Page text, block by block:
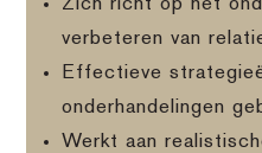
Zich richt op het
verbeteren van
Effectieve
onderhandelingen
Werkt aan